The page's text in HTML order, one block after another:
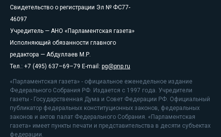
Свидетельство о регистрации Эл № ФС77-
46097
Учредитель — АНО «Парламентская газета»
Исполняющий обязанности главного
редактора — Абдуллаев М.Р.
Тел.: +7 (495) 637–69–79 E-mail: pg@pnp.ru
«Парламентская газета» - официальное еженедельное издание
Федерального Собрания РФ. Издается с 1997 года. Учредители
газеты - Государственная Дума и Совет Федерации РФ. Официальный
публикатор федеральных конституционных законов, федеральных
законов и актов палат Федерального Собрания. «Парламентская
газета» имеет пункты печати и представительства в десяти субъектах
федерации.